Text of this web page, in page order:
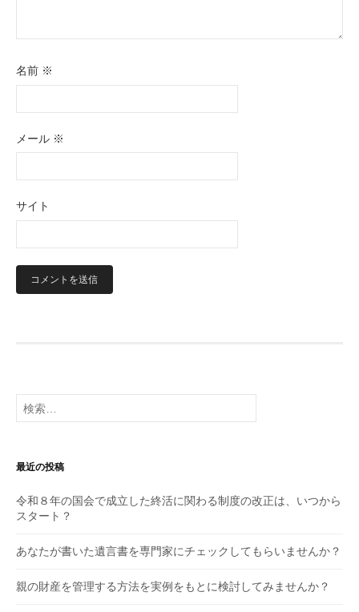
名前 ※
メール ※
サイト
検
索:
最近の投稿
令和８年の国会で成立した終活に関わる制度の改正は、いつから
スタート？
あなたが書いた遺言書を専門家にチェックしてもらいませんか？
親の財産を管理する方法を実例をもとに検討してみませんか？